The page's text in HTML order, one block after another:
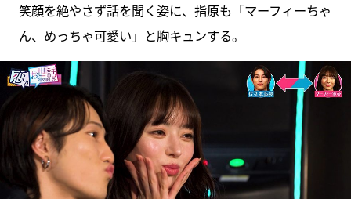
笑顔を絶やさず話を聞く姿に、指原も「マーフィーちゃ
ん、めっちゃ可愛い」と胸キュンする。